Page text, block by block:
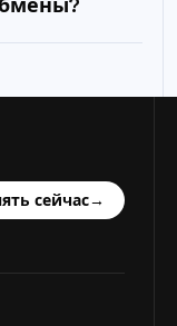
сейчас→